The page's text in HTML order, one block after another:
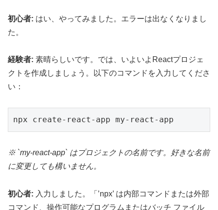
初心者: はい、やってみました。エラーは出なくなりまし
た。
経験者: 素晴らしいです。では、いよいよReactプロジェ
クトを作成しましょう。以下のコマンドを入力してくださ
い：
※ `my-react-app` はプロジェクトの名前です。好きな名前
に変更しても構いません。
初心者: 入力しました。「’npx’ は内部コマンドまたは外部
コマンド、操作可能なプログラムまたはバッチ ファイル